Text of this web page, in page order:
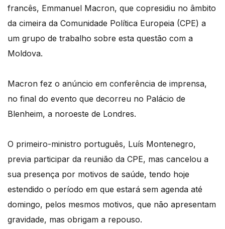
francês, Emmanuel Macron, que copresidiu no âmbito
da cimeira da Comunidade Política Europeia (CPE) a
um grupo de trabalho sobre esta questão com a
Moldova.
Macron fez o anúncio em conferência de imprensa,
no final do evento que decorreu no Palácio de
Blenheim, a noroeste de Londres.
O primeiro-ministro português, Luís Montenegro,
previa participar da reunião da CPE, mas cancelou a
sua presença por motivos de saúde, tendo hoje
estendido o período em que estará sem agenda até
domingo, pelos mesmos motivos, que não apresentam
gravidade, mas obrigam a repouso.